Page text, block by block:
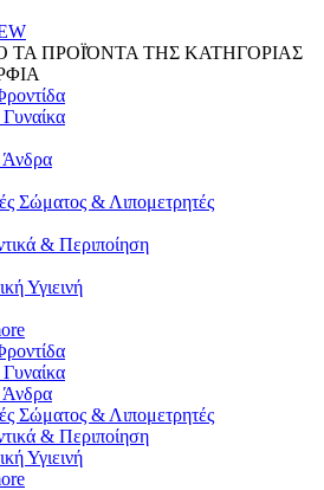
ΤΑ ΠΡΟΪΌΝΤΑ ΤΗΣ ΚΑΤΗΓΟΡΙΑΣ
Γυναίκα
Άνδρα
Σώματος & Λιπομετρητές
& Περιποίηση
Υγιεινή
Γυναίκα
Άνδρα
Σώματος & Λιπομετρητές
& Περιποίηση
Υγιεινή